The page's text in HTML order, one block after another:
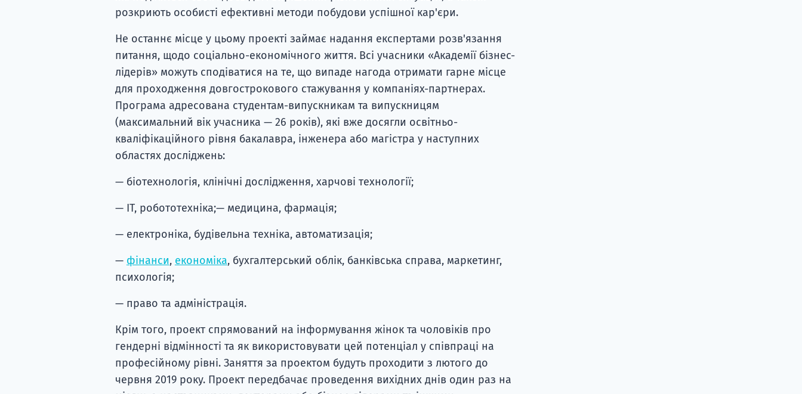
розкриють особисті ефективні методи побудови успішної кар'єри.
Не останнє місце у цьому проекті займає надання експертами розв'язання
питання, щодо соціально-економічного життя. Всі учасники «Академії бізнес-
лідерів» можуть сподіватися на те, що випаде нагода отримати гарне місце
для проходження довгострокового стажування у компаніях-партнерах.
Програма адресована студентам-випускникам та випускницям
(максимальний вік учасника — 26 років), які вже досягли освітньо-
кваліфікаційного рівня бакалавра, інженера або магістра у наступних
областях досліджень:
— біотехнологія, клінічні дослідження, харчові технології;
— ІТ, робототехніка;— медицина, фармація;
— електроніка, будівельна техніка, автоматизація;
— фінанси, економіка, бухгалтерський облік, банківська справа, маркетинг,
психологія;
— право та адміністрація.
Крім того, проект спрямований на інформування жінок та чоловіків про
гендерні відмінності та як використовувати цей потенціал у співпраці на
професійному рівні. Заняття за проектом будуть проходити з лютого до
червня 2019 року. Проект передбачає проведення вихідних днів один раз на